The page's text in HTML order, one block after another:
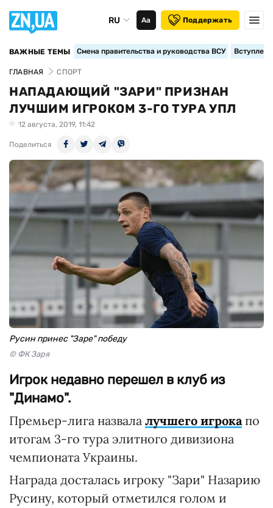
RU Аа Поддержать
ВАЖНЫЕ ТЕМЫ Смена правительства и руководства ВСУ
ГЛАВНАЯ СПОРТ
НАПАДАЮЩИЙ "ЗАРИ" ПРИЗНАН
ЛУЧШИМ ИГРОКОМ 3-ГО ТУРА УПЛ
12 августа, 2019, 11:42
Поделиться
Русин принес "Заре" победу
© ФК Заря
Игрок недавно перешел в клуб из
"Динамо".
Премьер-лига назвала лучшего игрокапо
итогам 3-го тура элитного дивизиона
чемпионата Украины.
Награда досталась игроку "Зари" Назарию
Русину, который отметился голом и